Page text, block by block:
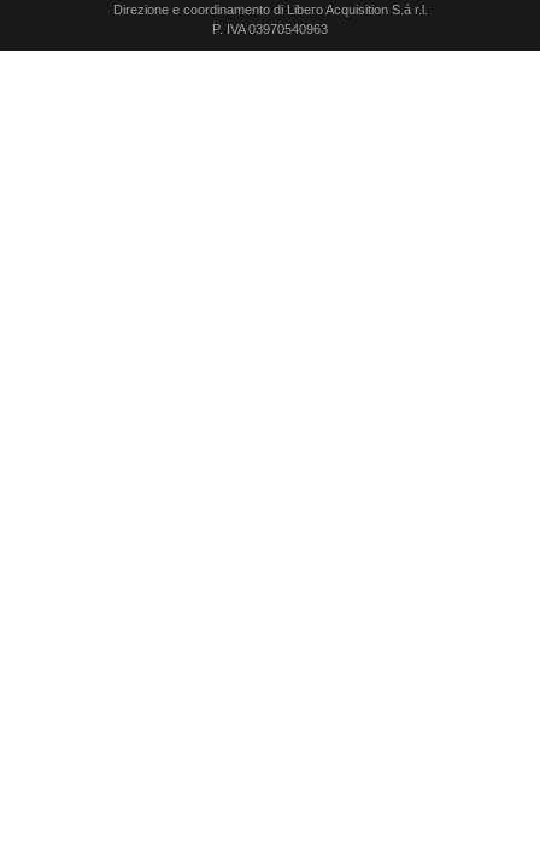
Direzione e coordinamento di Libero Acquisition S.á r.l.
P. IVA 03970540963